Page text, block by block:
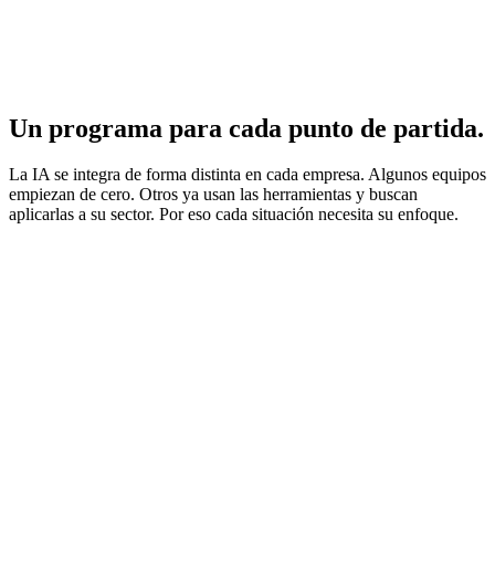
Un programa para cada punto de partida.
La IA se integra de forma distinta en cada empresa. Algunos equipos
empiezan de cero. Otros ya usan las herramientas y buscan
aplicarlas a su sector. Por eso cada situación necesita su enfoque.